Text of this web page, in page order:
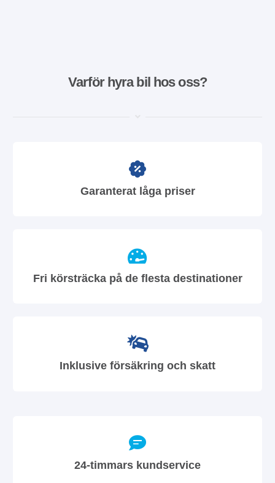
Varför hyra bil hos oss?
Garanterat låga priser
Fri körsträcka på de flesta destinationer
Inklusive försäkring och skatt
24-timmars kundservice